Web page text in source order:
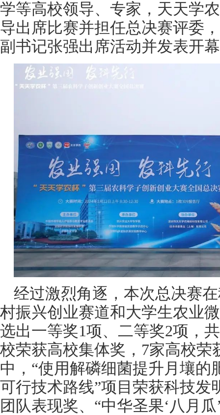
学等高校领导、专家，天天学
导出席比赛并担任总决赛评委
副书记张强出席活动并发表开
经过激烈角逐，本次总决赛
村振兴创业赛道和大学生农业
选出一等奖1项、二等奖2项，
校荣获高校集体奖，7家高校荣
中，“使用解磷细菌提升月壤的
可行技术路线”项目荣获科技发
团队表现奖、“中华圣果‘八月